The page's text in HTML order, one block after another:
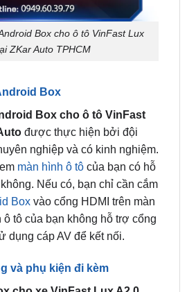
ZKar Auto TPHCM
Box
được thực hiện bởi đội
nghiệp và có kinh nghiệm.
màn hình ô tôcủa bạn có hỗ
Nếu có, bạn chỉ cần cắm
Boxvào cổng HDMI trên màn
tô của bạn không hỗ trợ cổng
dụng cáp AV để kết nối.
và phụ kiện đi kèm
chọn các tính năng và phụ